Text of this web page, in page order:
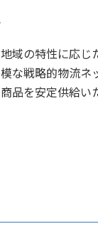
地域の特性に応じ
模な戦略的物流ネ
商品を安定供給い